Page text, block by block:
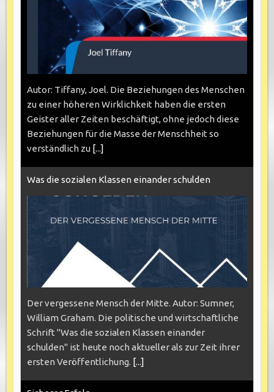
Autor: Tiffany, Joel. Die Beziehungen des Menschen
zu einer höheren Wirklichkeit haben die ersten
Geister aller Zeiten beschäftigt, ohne jedoch diese
Beziehungen für die Masse der Menschheit so
verständlich zu [...]
Was die sozialen Klassen einander schulden
Der vergessene Mensch der Mitte. Autor: Sumner,
William Graham. Die politische und wirtschaftliche
Schrift "Was die sozialen Klassen einander
schulden" ist heute noch aktueller als zur Zeit ihrer
ersten Veröffentlichung. [...]